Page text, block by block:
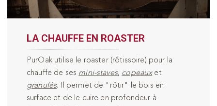
LA CHAUFFE EN ROASTER
PurOak utilise le roaster (rôtissoire) pour la
chauffe de ses mini-staves, copeauxet
granulés. Il permet de "rôtir" le bois en
surface et de le cuire en profondeur à